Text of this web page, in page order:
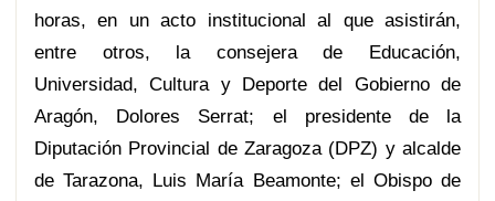
horas, en un acto institucional al que asistirán,
entre otros, la consejera de Educación,
Universidad, Cultura y Deporte del Gobierno de
Aragón, Dolores Serrat; el presidente de la
Diputación Provincial de Zaragoza (DPZ) y alcalde
de Tarazona, Luis María Beamonte; el Obispo de